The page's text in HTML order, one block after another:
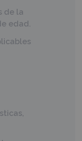
de la
edad.